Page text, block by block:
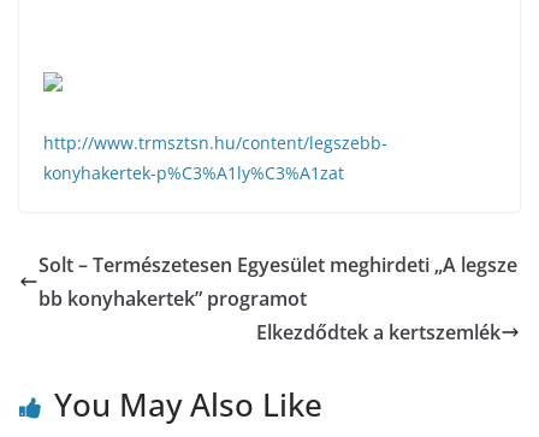
http://www.trmsztsn.hu/content/legszebb-
konyhakertek-p%C3%A1ly%C3%A1zat
Solt – Természetesen Egyesület meghirdeti „A legsze
bb konyhakertek” programot
Elkezdődtek a kertszemlék
You May Also Like